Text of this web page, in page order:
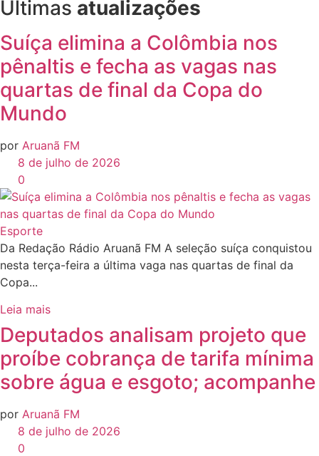
Últimas atualizações
Suíça elimina a Colômbia nos
pênaltis e fecha as vagas nas
quartas de final da Copa do
Mundo
por Aruanã FM
8 de julho de 2026
0
Esporte
Da Redação Rádio Aruanã FM A seleção suíça conquistou
nesta terça-feira a última vaga nas quartas de final da
Copa...
Leia mais
Deputados analisam projeto que
proíbe cobrança de tarifa mínima
sobre água e esgoto; acompanhe
por Aruanã FM
8 de julho de 2026
0